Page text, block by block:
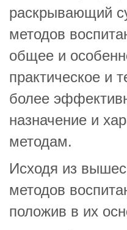
раскрывающий
методов
общее и
практическое и
более
назначение и
методам.
Исходя из
методов
положив в их